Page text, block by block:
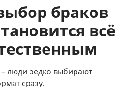
браков
всё
люди редко выбирают
сразу.